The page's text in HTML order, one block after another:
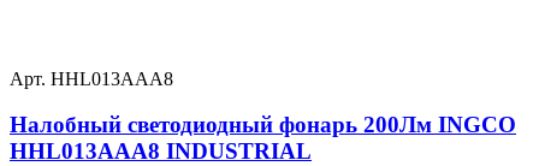
Арт. HHL013AAA8
Налобный светодиодный фонарь 200Лм INGCO
HHL013AAA8 INDUSTRIAL